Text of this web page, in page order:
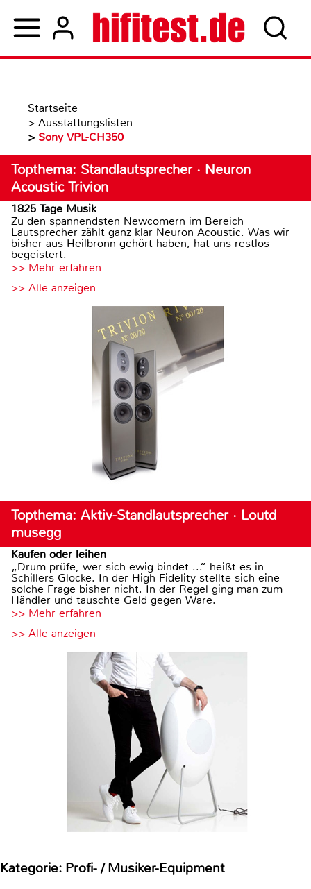
Startseite
> Ausstattungslisten
> Sony VPL-CH350
Topthema: Standlautsprecher · Neuron
Acoustic Trivion
1825 Tage Musik
Zu den spannendsten Newcomern im Bereich
Lautsprecher zählt ganz klar Neuron Acoustic. Was wir
bisher aus Heilbronn gehört haben, hat uns restlos
begeistert.
>> Mehr erfahren
>> Alle anzeigen
Topthema: Aktiv-Standlautsprecher · Loutd
musegg
Kaufen oder leihen
„Drum prüfe, wer sich ewig bindet ...“ heißt es in
Schillers Glocke. In der High Fidelity stellte sich eine
solche Frage bisher nicht. In der Regel ging man zum
Händler und tauschte Geld gegen Ware.
>> Mehr erfahren
>> Alle anzeigen
Kategorie: Profi- / Musiker-Equipment